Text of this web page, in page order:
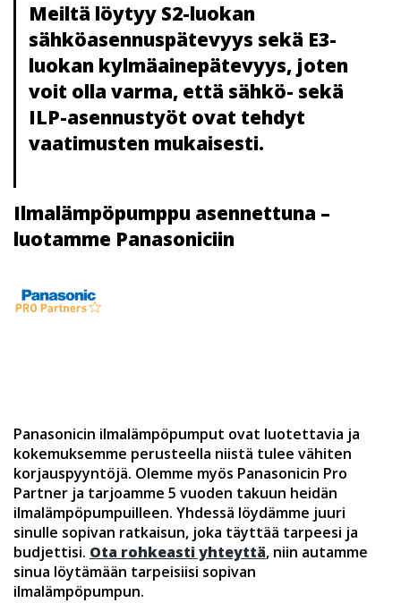
Meiltä löytyy S2-luokan
sähköasennuspätevyys sekä E3-
luokan kylmäainepätevyys, joten
voit olla varma, että sähkö- sekä
ILP-asennustyöt ovat tehdyt
vaatimusten mukaisesti.
Ilmalämpöpumppu asennettuna –
luotamme Panasoniciin
Panasonicin ilmalämpöpumput ovat luotettavia ja
kokemuksemme perusteella niistä tulee vähiten
korjauspyyntöjä. Olemme myös Panasonicin Pro
Partner ja tarjoamme 5 vuoden takuun heidän
ilmalämpöpumpuilleen. Yhdessä löydämme juuri
sinulle sopivan ratkaisun, joka täyttää tarpeesi ja
budjettisi. Ota rohkeasti yhteyttä, niin autamme
sinua löytämään tarpeisiisi sopivan
ilmalämpöpumpun.